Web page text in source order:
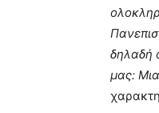
δηλαδή
μας: